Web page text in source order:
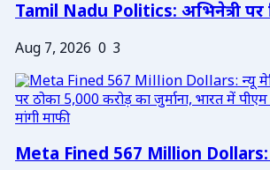
Tamil Nadu Politics: अभिनेत्री पर
Aug 7, 2026 0 3
Meta Fined 567 Million Dollars: